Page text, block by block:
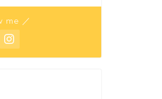
me ／